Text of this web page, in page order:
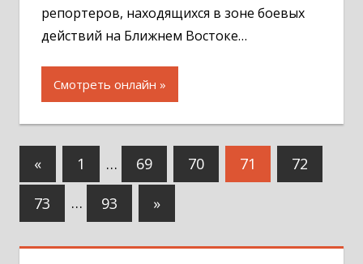
репортеров, находящихся в зоне боевых
действий на Ближнем Востоке…
Смотреть онлайн
Навигация
по
записям
«Предыдущие
записи
1 … 69 70 71 72
73 … 93
Следующие
записи
»